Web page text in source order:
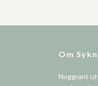
Om
Noggrant